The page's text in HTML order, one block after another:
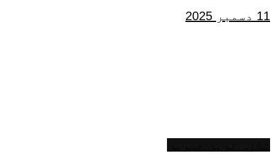
11 دسمبر 2025